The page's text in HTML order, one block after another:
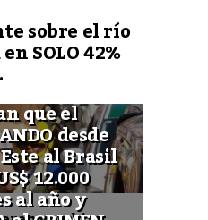
sobre el río
SOLO 42%
que el
desde
al Brasil
12.000
al año y